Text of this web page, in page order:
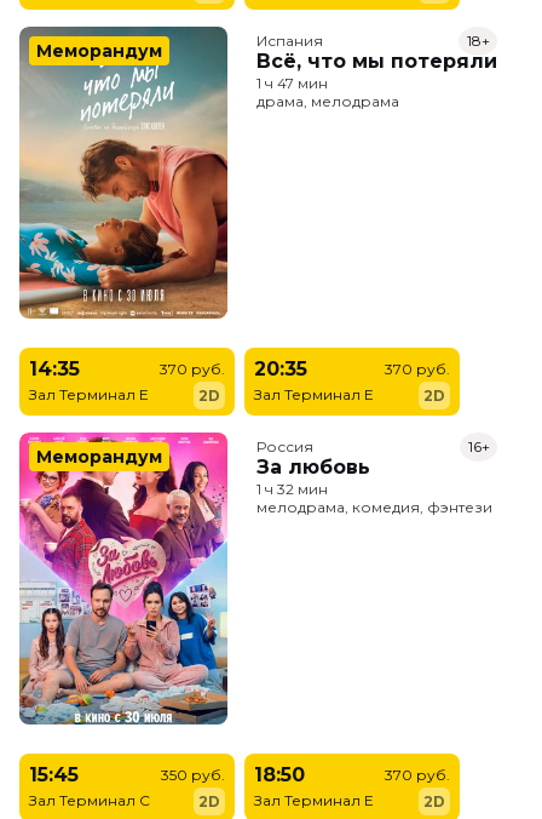
Меморандум Испания
Всё, что мы потеряли
18+
1 ч 47 мин
драма, мелодрама
14:35
Зал Терминал E
370 руб.
2D
20:35
Зал Терминал E
370 руб.
2D
Меморандум Россия
За любовь
16+
1 ч 32 мин
мелодрама, комедия, фэнтези
15:45
Зал Терминал C
350 руб.
2D
18:50
Зал Терминал E
370 руб.
2D